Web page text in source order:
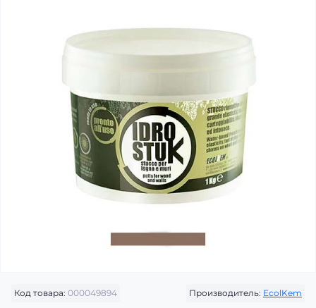
Код товара: 000049894 Производитель: EcolKem